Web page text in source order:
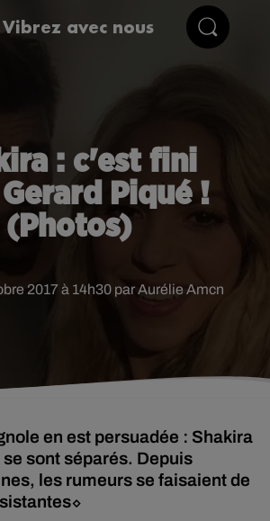
Vibrez avec nous
: c'est fini
Piqué !
(Photos)
2017 à 14h30 par Aurélie Amcn
en est persuadée : Shakira
sont séparés. Depuis
les rumeurs se faisaient de